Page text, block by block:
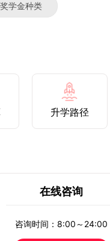
学金种类
升学路径
在线咨询
咨询时间：8:00～24:00